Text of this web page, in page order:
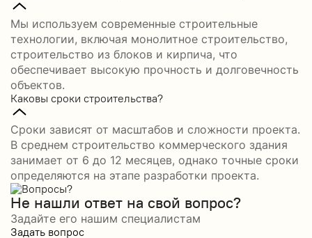
Мы используем современные строительные
технологии, включая монолитное строительство,
строительство из блоков и кирпича, что
обеспечивает высокую прочность и долговечность
объектов.
Каковы сроки строительства?
Сроки зависят от масштабов и сложности проекта.
В среднем строительство коммерческого здания
занимает от 6 до 12 месяцев, однако точные сроки
определяются на этапе разработки проекта.
Не нашли ответ на свой вопрос?
Задайте его нашим специалистам
Задать вопрос